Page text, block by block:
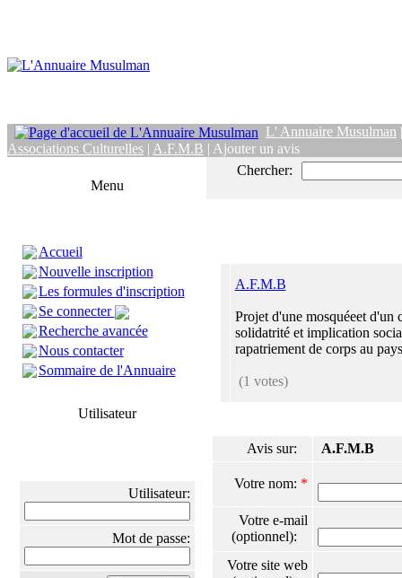
L' Annuaire Musulman
Associations Culturelles | A.F.M.B | Ajouter un avis
Menu
Accueil
Nouvelle inscription
Les formules d'inscription
Se connecter
Recherche avancée
Nous contacter
Sommaire de l'Annuaire
Utilisateur
Utilisateur:
Mot de passe:
Chercher:
A.F.M.B
Projet d'une mosquéeet d'un
solidatrité et implication
rapatriement de corps au
(1 votes)
Avis sur: A.F.M.B
Votre nom: *
Votre e-mail
(optionnel):
Votre site web